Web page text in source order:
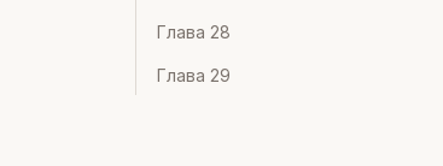
Глава 28
Глава 29